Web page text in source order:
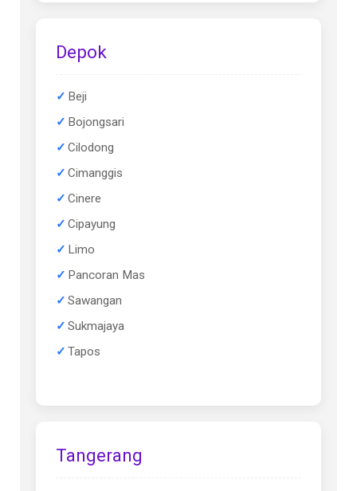
Depok
Beji
Bojongsari
Cilodong
Cimanggis
Cinere
Cipayung
Limo
Pancoran Mas
Sawangan
Sukmajaya
Tapos
Tangerang